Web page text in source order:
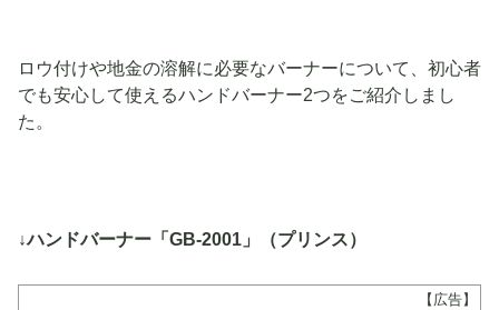
ロウ付けや地金の溶解に必要なバーナーについて、初心者
でも安心して使えるハンドバーナー2つをご紹介しまし
た。
↓ハンドバーナー「GB-2001」（プリンス）
【広告】